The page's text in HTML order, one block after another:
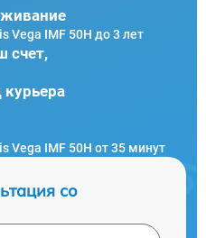
Vega IMF 50H до 3 лет
счет,
Vega IMF 50H от 35 минут
со